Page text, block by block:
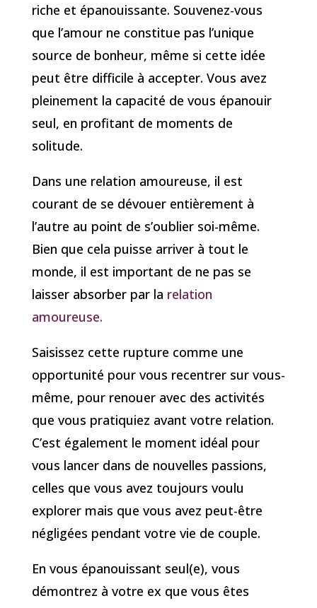
riche et épanouissante. Souvenez-vous
que l’amour ne constitue pas l’unique
source de bonheur, même si cette idée
peut être difficile à accepter. Vous avez
pleinement la capacité de vous épanouir
seul, en profitant de moments de
solitude.
Dans une relation amoureuse, il est
courant de se dévouer entièrement à
l’autre au point de s’oublier soi-même.
Bien que cela puisse arriver à tout le
monde, il est important de ne pas se
laisser absorber par la relation
amoureuse.
Saisissez cette rupture comme une
opportunité pour vous recentrer sur vous-
même, pour renouer avec des activités
que vous pratiquiez avant votre relation.
C’est également le moment idéal pour
vous lancer dans de nouvelles passions,
celles que vous avez toujours voulu
explorer mais que vous avez peut-être
négligées pendant votre vie de couple.
En vous épanouissant seul(e), vous
démontrez à votre ex que vous êtes